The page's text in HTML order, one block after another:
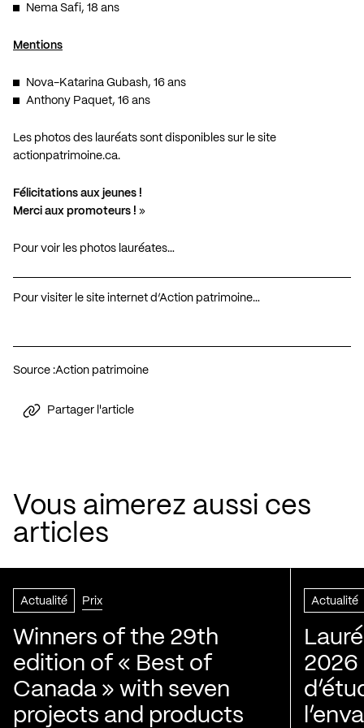
Nema Safi, 18 ans
Mentions
Nova-Katarina Gubash, 16 ans
Anthony Paquet, 16 ans
Les photos des lauréats sont disponibles sur le site
actionpatrimoine.ca.
Félicitations aux jeunes !
Merci aux promoteurs ! »
Pour voir les photos lauréates…
Pour visiter le site internet d’Action patrimoine…
Source :Action patrimoine
Partager l'article
Vous aimerez aussi ces
articles
Actualité Prix
Winners of the 29th
edition of « Best of
Canada » with seven
projects and products
Actualité
2026